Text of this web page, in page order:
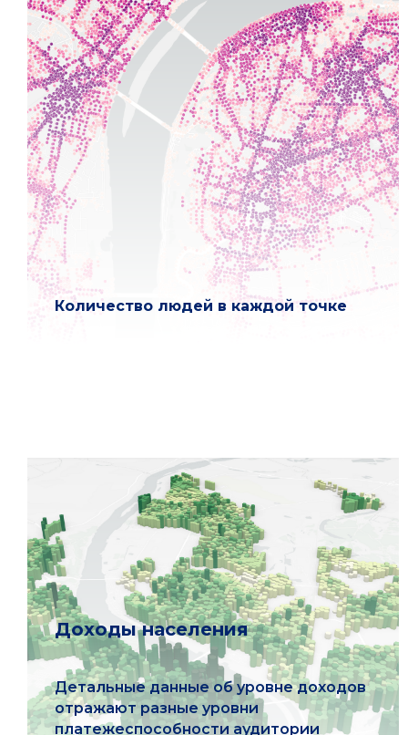
Количество людей в каждой точке
Доходы населения
Детальные данные об уровне доходов
отражают разные уровни
платежеспособности аудитории